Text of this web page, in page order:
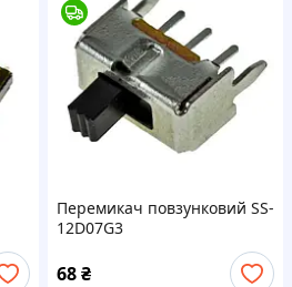
Перемикач повзунковий SS-
12D07G3
68₴